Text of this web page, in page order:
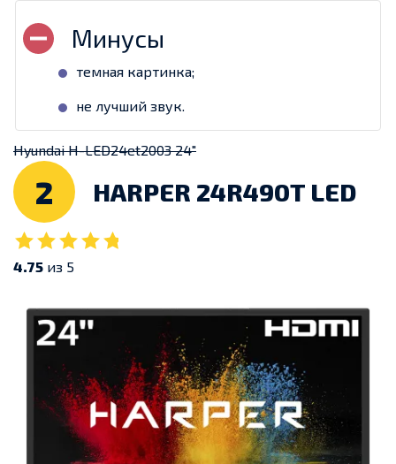
темная картинка;
не лучший звук.
Hyundai H-LED24et2003 24″
2 HARPER 24R490T LED
4.75 из 5